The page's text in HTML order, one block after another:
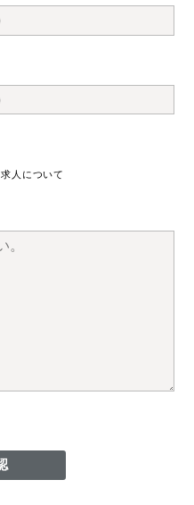
求人について